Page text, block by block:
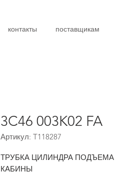
контакты поставщикам
3C46 003K02 FA
Артикул: T118287
ТРУБКА ЦИЛИНДРА ПОДЪЕМА
КАБИНЫ